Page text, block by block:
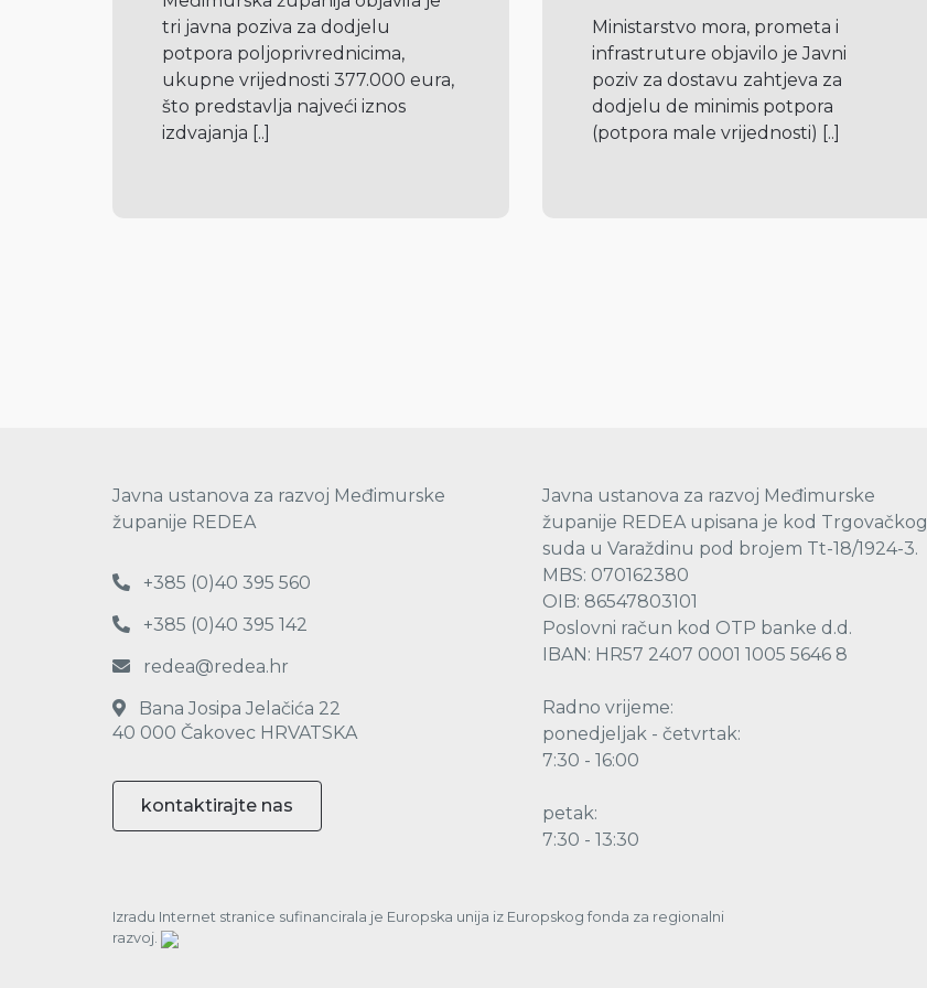
tri javna poziva za dodjelu
potpora poljoprivrednicima,
ukupne vrijednosti 377.000 eura,
što predstavlja najveći iznos
izdvajanja [..]
Ministarstvo mora, prometa i
infrastruture objavilo je Javni
poziv za dostavu zahtjeva za
dodjelu de minimis potpora
(potpora male vrijednosti) [..]
Javna ustanova za razvoj Međimurske
županije REDEA
+385 (0)40 395 560
+385 (0)40 395 142
redea@redea.hr
Bana Josipa Jelačića 22
40 000 Čakovec HRVATSKA
kontaktirajte nas
Javna ustanova za razvoj Međimurske
županije REDEA upisana je kod Trgovačkog
suda u Varaždinu pod brojem Tt-18/1924-3.
MBS: 070162380
OIB: 86547803101
Poslovni račun kod OTP banke d.d.
IBAN: HR57 2407 0001 1005 5646 8
Radno vrijeme:
ponedjeljak - četvrtak:
7:30 - 16:00
petak:
7:30 - 13:30
Izradu Internet stranice sufinancirala je Europska unija iz Europskog fonda za regionalni
razvoj.